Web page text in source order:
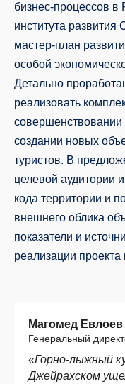
бизнес-процессов в
института
мастер-план
особой
Детально
реализовать
совершенствовании
создании новых
туристов. В
целевой аудитории
кода территории и
внешнего облика
показатели и
реализации
Магомед Евлоев
Генеральный
«Горно-лыжный
Джейрахском